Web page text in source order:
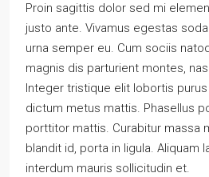
Proin sagittis dolor sed mi
justo ante. Vivamus egestas
urna semper eu. Cum sociis
magnis dis parturient montes,
Integer tristique elit lobortis
dictum metus mattis. Phasellus
porttitor mattis. Curabitur massa
blandit id, porta in ligula. Aliquam
interdum mauris sollicitudin et.